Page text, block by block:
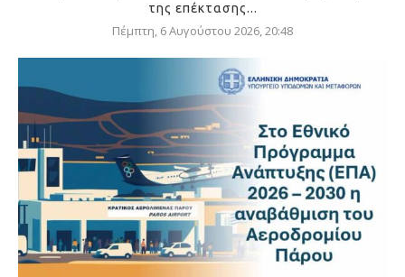
της επέκτασης...
Πέμπτη, 6 Αυγούστου 2026, 20:48